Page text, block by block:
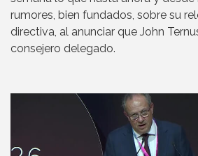
rumores, bien fundados, sobre su
directiva, al anunciar que John
consejero delegado.